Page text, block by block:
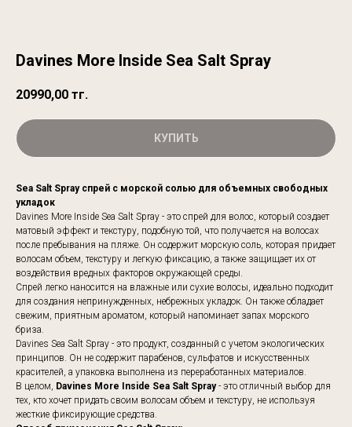
Davines More Inside Sea Salt Spray
20990,00 тг.
КУПИТЬ
Sea Salt Spray спрей с морской солью для объемных свободных
укладок
Davines More Inside Sea Salt Spray - это спрей для волос, который создает
матовый эффект и текстуру, подобную той, что получается на волосах
после пребывания на пляже. Он содержит морскую соль, которая придает
волосам объем, текстуру и легкую фиксацию, а также защищает их от
воздействия вредных факторов окружающей среды.
Спрей легко наносится на влажные или сухие волосы, идеально подходит
для создания непринужденных, небрежных укладок. Он также обладает
свежим, приятным ароматом, который напоминает запах морского
бриза.
Davines Sea Salt Spray - это продукт, созданный с учетом экологических
принципов. Он не содержит парабенов, сульфатов и искусственных
красителей, а упаковка выполнена из переработанных материалов.
В целом, Davines More Inside Sea Salt Spray- это отличный выбор для
тех, кто хочет придать своим волосам объем и текстуру, не используя
жесткие фиксирующие средства.